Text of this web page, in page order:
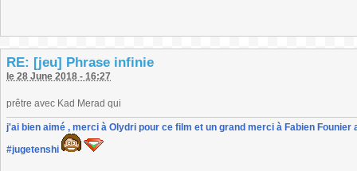
RE: [jeu] Phrase infinie
le 28 June 2018 - 16:27
prêtre avec Kad Merad qui
j'ai bien aimé , merci à Olydri pour ce film et un grand merci à Fabien
#jugetenshi